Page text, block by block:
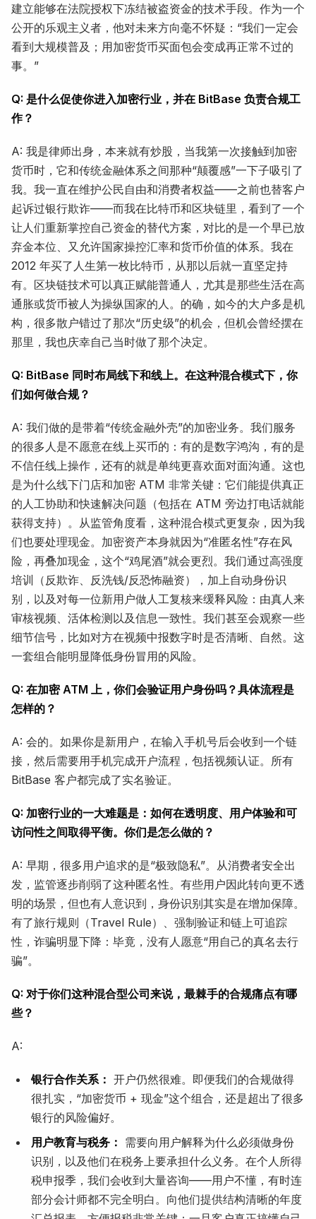
建立能够在法院授权下冻结被盗资金的技术手段。作为一个
公开的乐观主义者，他对未来方向毫不怀疑：“我们一定会
看到大规模普及；用加密货币买面包会变成再正常不过的
事。”
Q: 是什么促使你进入加密行业，并在 BitBase 负责合规工
作？
A: 我是律师出身，本来就有炒股，当我第一次接触到加密
货币时，它和传统金融体系之间那种“颠覆感”一下子吸引了
我。我一直在维护公民自由和消费者权益——之前也替客户
起诉过银行欺诈——而我在比特币和区块链里，看到了一个
让人们重新掌控自己资金的替代方案，对比的是一个早已放
弃金本位、又允许国家操控汇率和货币价值的体系。我在
2012 年买了人生第一枚比特币，从那以后就一直坚定持
有。区块链技术可以真正赋能普通人，尤其是那些生活在高
通胀或货币被人为操纵国家的人。的确，如今的大户多是机
构，很多散户错过了那次“历史级”的机会，但机会曾经摆在
那里，我也庆幸自己当时做了那个决定。
Q: BitBase 同时布局线下和线上。在这种混合模式下，你
们如何做合规？
A: 我们做的是带着“传统金融外壳”的加密业务。我们服务
的很多人是不愿意在线上买币的：有的是数字鸿沟，有的是
不信任线上操作，还有的就是单纯更喜欢面对面沟通。这也
是为什么线下门店和加密 ATM 非常关键：它们能提供真正
的人工协助和快速解决问题（包括在 ATM 旁边打电话就能
获得支持）。从监管角度看，这种混合模式更复杂，因为我
们也要处理现金。加密资产本身就因为“准匿名性”存在风
险，再叠加现金，这个“鸡尾酒”就会更烈。我们通过高强度
培训（反欺诈、反洗钱/反恐怖融资），加上自动身份识
别，以及对每一位新用户做人工复核来缓释风险：由真人来
审核视频、活体检测以及信息一致性。我们甚至会观察一些
细节信号，比如对方在视频中报数字时是否清晰、自然。这
一套组合能明显降低身份冒用的风险。
Q: 在加密 ATM 上，你们会验证用户身份吗？具体流程是
怎样的？
A: 会的。如果你是新用户，在输入手机号后会收到一个链
接，然后需要用手机完成开户流程，包括视频认证。所有
BitBase 客户都完成了实名验证。
Q: 加密行业的一大难题是：如何在透明度、用户体验和可
访问性之间取得平衡。你们是怎么做的？
A: 早期，很多用户追求的是“极致隐私”。从消费者安全出
发，监管逐步削弱了这种匿名性。有些用户因此转向更不透
明的场景，但也有人意识到，身份识别其实是在增加保障。
有了旅行规则（Travel Rule）、强制验证和链上可追踪
性，诈骗明显下降：毕竟，没有人愿意“用自己的真名去行
骗”。
Q: 对于你们这种混合型公司来说，最棘手的合规痛点有哪
些？
A:
银行合作关系： 开户仍然很难。即便我们的合规做得
很扎实，“加密货币 + 现金”这个组合，还是超出了很多
银行的风险偏好。
用户教育与税务： 需要向用户解释为什么必须做身份
识别，以及他们在税务上要承担什么义务。在个人所得
税申报季，我们会收到大量咨询——用户不懂，有时连
部分会计师都不完全明白。向他们提供结构清晰的年度